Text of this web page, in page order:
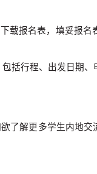
载报名表，填妥报
括行程、出发日期
了解更多学生内地交